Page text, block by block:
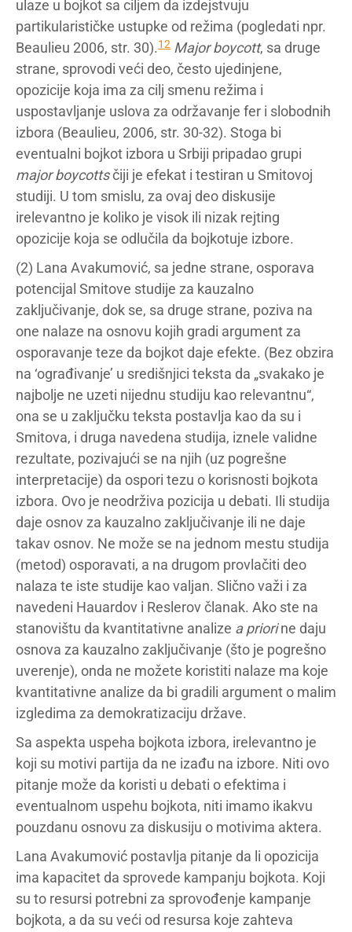
ulaze u bojkot sa ciljem da izdejstvuju
partikularističke ustupke od režima (pogledati npr.
Beaulieu 2006, str. 30).12 Major boycott, sa druge
strane, sprovodi veći deo, često ujedinjene,
opozicije koja ima za cilj smenu režima i
uspostavljanje uslova za održavanje fer i slobodnih
izbora (Beaulieu, 2006, str. 30-32). Stoga bi
eventualni bojkot izbora u Srbiji pripadao grupi
major boycottsčiji je efekat i testiran u Smitovoj
studiji. U tom smislu, za ovaj deo diskusije
irelevantno je koliko je visok ili nizak rejting
opozicije koja se odlučila da bojkotuje izbore.
(2) Lana Avakumović, sa jedne strane, osporava
potencijal Smitove studije za kauzalno
zaključivanje, dok se, sa druge strane, poziva na
one nalaze na osnovu kojih gradi argument za
osporavanje teze da bojkot daje efekte. (Bez obzira
na ‘ograđivanje’ u središnjici teksta da „svakako je
najbolje ne uzeti nijednu studiju kao relevantnu“,
ona se u zaključku teksta postavlja kao da su i
Smitova, i druga navedena studija, iznele validne
rezultate, pozivajući se na njih (uz pogrešne
interpretacije) da ospori tezu o korisnosti bojkota
izbora. Ovo je neodrživa pozicija u debati. Ili studija
daje osnov za kauzalno zaključivanje ili ne daje
takav osnov. Ne može se na jednom mestu studija
(metod) osporavati, a na drugom provlačiti deo
nalaza te iste studije kao valjan. Slično važi i za
navedeni Hauardov i Reslerov članak. Ako ste na
stanovištu da kvantitativne analize a priorine daju
osnova za kauzalno zaključivanje (što je pogrešno
uverenje), onda ne možete koristiti nalaze ma koje
kvantitativne analize da bi gradili argument o malim
izgledima za demokratizaciju države.
Sa aspekta uspeha bojkota izbora, irelevantno je
koji su motivi partija da ne izađu na izbore. Niti ovo
pitanje može da koristi u debati o efektima i
eventualnom uspehu bojkota, niti imamo ikakvu
pouzdanu osnovu za diskusiju o motivima aktera.
Lana Avakumović postavlja pitanje da li opozicija
ima kapacitet da sprovede kampanju bojkota. Koji
su to resursi potrebni za sprovođenje kampanje
bojkota, a da su veći od resursa koje zahteva